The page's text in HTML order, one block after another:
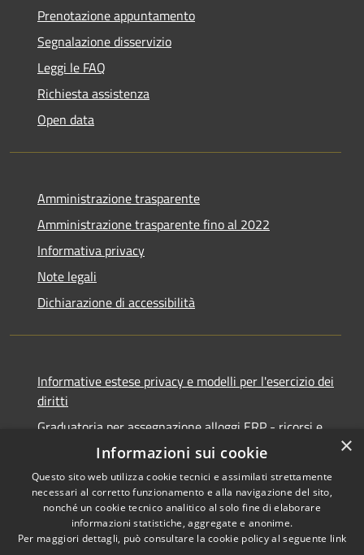
Prenotazione appuntamento
Segnalazione disservizio
Leggi le FAQ
Richiesta assistenza
Open data
Amministrazione trasparente
Amministrazione trasparente fino al 2022
Informativa privacy
Note legali
Dichiarazione di accessibilità
Informative estese privacy e modelli per l'esercizio dei
diritti
Graduatoria per assegnazione alloggi ERP - ricorsi e
Accessibilità
Copyright © 2026 • Comune di
Ancona • Powered by
×
Informazioni sui cookie
Questo sito web utilizza cookie tecnici e assimilati strettamente
necessari al corretto funzionamento e alla navigazione del sito,
nonché un cookie tecnico analitico al solo fine di elaborare
informazioni statistiche, aggregate e anonime.
Per maggiori dettagli, può consultare la cookie policy al seguente link